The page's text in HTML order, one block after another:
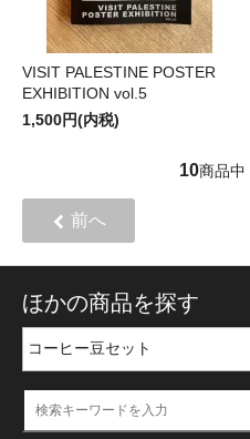
VISIT PALESTINE POSTER
EXHIBITION vol.5
1,500円(内税)
10商品中
前へ
ほかの商品を探す